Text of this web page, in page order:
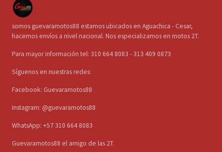
somos guevaramotos88 estamos ubicados en Aguachica - Cesar,
hacemos envíos a nivel nacional. Nos especializamos en motos 2T.
Para mayor información tel: 310 664 8083 - 313 409 0873
Síguenos en nuestras redes:
Facebook: Guevaramotos88
Instagram: @guevaramotos88
WhatsApp: +57 310 664 8083
Guevaramotos88 el amigo de las 2T.